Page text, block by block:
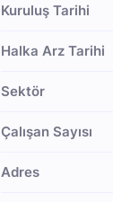
Kuruluş Tarihi
Halka Arz Tarihi
Sektör
Çalışan Sayısı
Adres